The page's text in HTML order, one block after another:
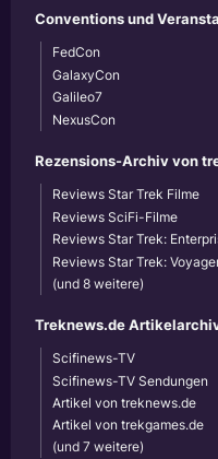
Conventions und
FedCon
GalaxyCon
Galileo7
NexusCon
Rezensions-Archiv von
Reviews Star Trek Filme
Reviews SciFi-Filme
Reviews Star Trek:
Reviews Star Trek:
(und 8 weitere)
Treknews.de
Scifinews-TV
Scifinews-TV Sendungen
Artikel von treknews.de
Artikel von trekgames.de
(und 7 weitere)